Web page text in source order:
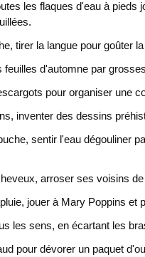
les flaques d'eau à pieds
tirer la langue pour goûter
feuilles d'automne par
pour organiser une
inventer des dessins
sentir l'eau dégouliner
arroser ses voisins
jouer à Mary Poppins et
les sens, en écartant les
pour dévorer un paquet